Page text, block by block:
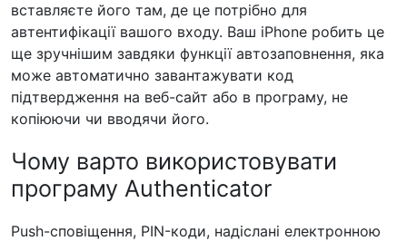
вставляєте його там, де це потрібно для
автентифікації вашого входу. Ваш iPhone робить це
ще зручнішим завдяки функції автозаповнення, яка
може автоматично завантажувати код
підтвердження на веб-сайт або в програму, не
копіюючи чи вводячи його.
Чому варто використовувати
програму Authenticator
Push-сповіщення, PIN-коди, надіслані електронною